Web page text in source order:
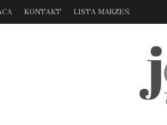
KONTAKT LISTA MARZEŃ